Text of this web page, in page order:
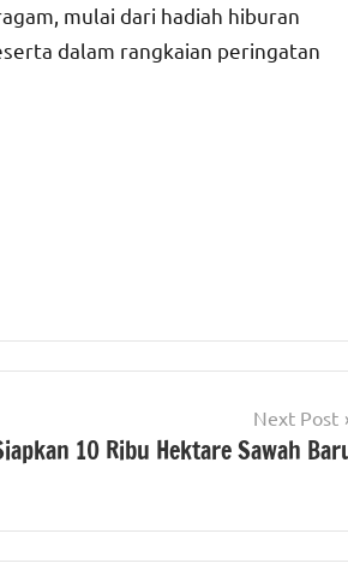
mulai dari hadiah hiburan
dalam rangkaian peringatan
Next Post
10 Ribu Hektare Sawah